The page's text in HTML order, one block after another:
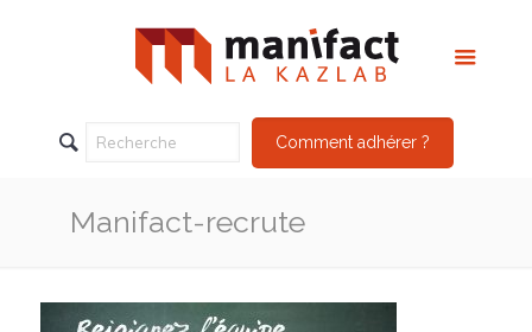
Comment adhérer ?
Manifact-recrute